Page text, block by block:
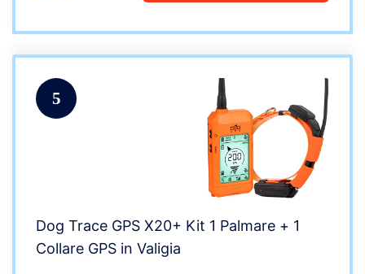
5
Dog Trace GPS X20+ Kit 1 Palmare + 1
Collare GPS in Valigia